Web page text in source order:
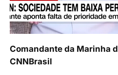
Comandante da Marinha
CNNBrasil